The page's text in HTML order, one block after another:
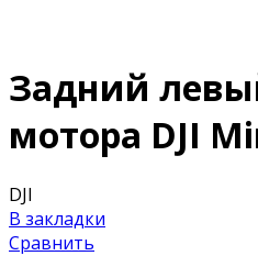
Задний
мотора DJI
DJI
В закладки
Сравнить